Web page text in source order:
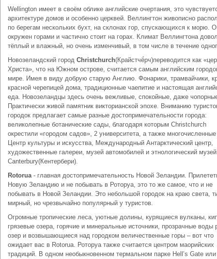
Wellington имеет в своём облике английские очертания, это
архитектуре домов и особенно церквей. Веллингтон живописно
по берегам нескольких бухт, на склонах гор, спускающихся к морю.
окружен горами и частично стоит на горах. Климат Веллингтона
тёплый и влажный, но очень изменчивый, в том числе в течение
Новозеландский город Christchurch(Крайстчё́рч)переводится как
Христа», что на Южном острове, считается самым английским
мире. Имея в виду добрую старую Англию. Фонарики, трамвайчики,
красной черепицей дома, традиционные чаепитие и настоящая
еда. Новозеландцы здесь очень вежливые, спокойные, даже
Практически живой памятник викторианской эпохе. Вниманию
городок предлагает самые разные достопримечательности города:
великолепные ботанические сады, благодаря которым Christchurch
окрестили «городом садов», 2 университета, а также
Центр культуры и искусства, Международный Антарктический центр,
художественные галереи, музей автомобилей и этнологический музей
Canterbury(Кентербери).
Rotorua- главная достопримечательность Новой Зеландии.
Новую Зеландию и не побывать в Роторуа, это то же самое, что и не
побывать в Новой Зеландии. Это небольшой городок на краю света,
мирный, но чрезвычайно популярный у туристов.
Oгромные тропические леса, уютные долины, курящиеся вулканы,
грязевые озера, горячие и минеральные источники, прозрачные воды
озер и возвышающиеся над городком величественные горы – вот что
ожидает вас в Rotorua. Роторуа также считается центром маорийских
традиций. В одном необыкновенном термальном парке Hell’s Gate или